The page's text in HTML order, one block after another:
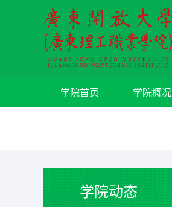
学院首页 学院概况
学院动态